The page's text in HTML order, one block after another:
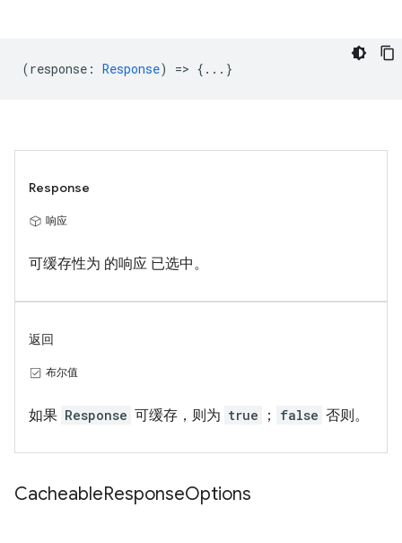
(response : Response) => {...}
Response
响应
可缓存性为 的响应 已选中。
返回
布尔值
如果 Response 可缓存，则为 true ； false 否则。
CacheableResponseOptions